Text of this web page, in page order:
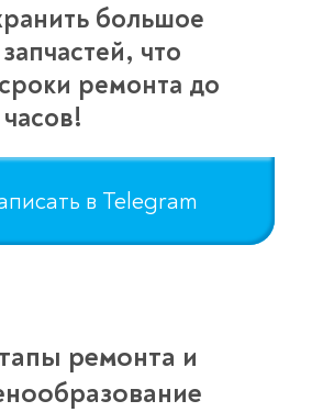
большое
что
ремонта до
в Telegram
ремонта и